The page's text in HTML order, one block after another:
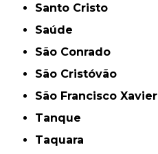
Santo Cristo
Saúde
São Conrado
São Cristóvão
São Francisco Xavier
Tanque
Taquara